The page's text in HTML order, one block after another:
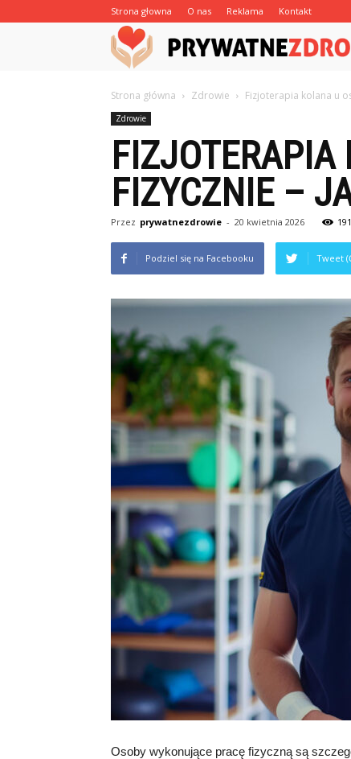
Strona głowna O nas Reklama Kontakt
Strona główna Zdrowie Fizjoterapia kolana u
Zdrowie
FIZJOTERAPIA
FIZYCZNIE –
Przez prywatnezdrowie - 20 kwietnia 2026 191
Podziel się na Facebooku Tweet
Osoby wykonujące pracę fizyczną są